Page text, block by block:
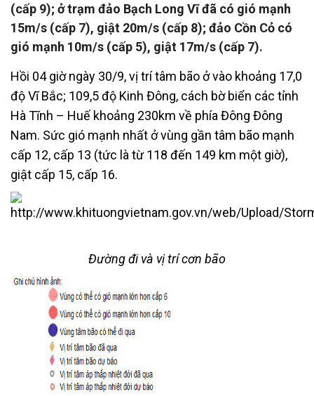
(cấp 9); ở trạm đảo Bạch Long Vĩ đã có gió mạnh
15m/s (cấp 7), giật 20m/s (cấp 8); đảo Cồn Cỏ có
gió mạnh 10m/s (cấp 5), giật 17m/s (cấp 7).
Hồi 04 giờ ngày 30/9, vị trí tâm bão ở vào khoảng 17,0
độ Vĩ Bắc; 109,5 độ Kinh Đông, cách bờ biển các tỉnh
Hà Tĩnh – Huế khoảng 230km về phía Đông Đông
Nam. Sức gió mạnh nhất ở vùng gần tâm bão mạnh
cấp 12, cấp 13 (tức là từ 118 đến 149 km một giờ),
giật cấp 15, cấp 16.
Đường đi và vị trí cơn bão